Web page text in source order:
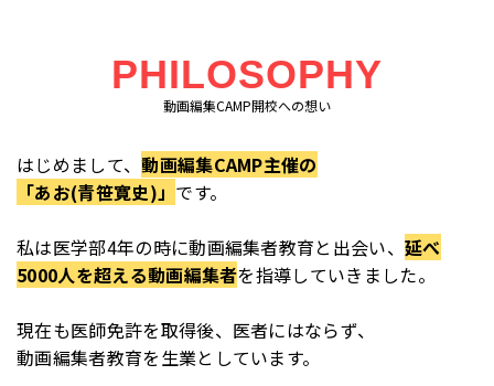
PHILOSOPHY
動画編集CAMP開校への想い
はじめまして、動画編集CAMP主催の
「あお(青笹寛史)」 です。
私は医学部4年の時に動画編集者教育と出会い、延べ
5000人を超える動画編集者を指導していきました。
現在も医師免許を取得後、医者にはならず、
動画編集者教育を生業としています。